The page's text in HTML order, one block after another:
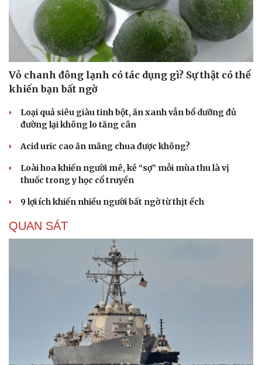
Vỏ chanh đông lạnh có tác dụng gì? Sự thật có thể
khiến bạn bất ngờ
Loại quả siêu giàu tinh bột, ăn xanh vẫn bổ dưỡng đủ
đường lại không lo tăng cân
Acid uric cao ăn măng chua được không?
Loài hoa khiến người mê, kẻ “sợ” mỗi mùa thu là vị
thuốc trong y học cổ truyền
9 lợi ích khiến nhiều người bất ngờ từ thịt ếch
QUAN SÁT